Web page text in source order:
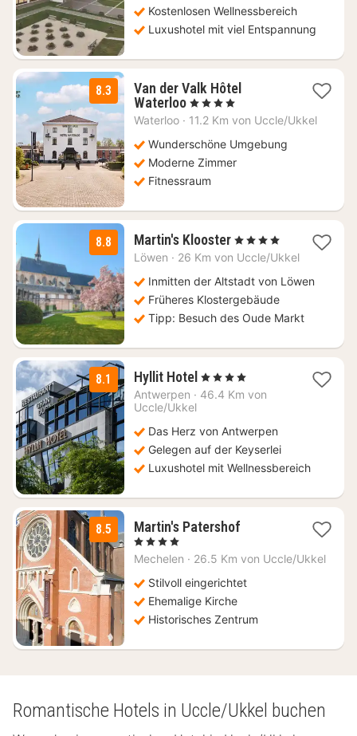
Kostenlosen Wellnessbereich
Luxushotel mit viel Entspannung
8.3
Van der Valk Hôtel
Waterloo1
Nacht
90
€
, 4 Sterne
Waterloo · 11.2 Km von Uccle/Ukkel
Wunderschöne Umgebung
Moderne Zimmer
Fitnessraum
8.8 Martin's Klooster1
Nacht
119
€
, 4 Sterne
Löwen · 26 Km von Uccle/Ukkel
Inmitten der Altstadt von Löwen
Früheres Klostergebäude
Tipp: Besuch des Oude Markt
8.1 Hyllit Hotel 2
Nächte
€
, 4 Sterne
Antwerpen · 46.4 Km von
Uccle/Ukkel
Das Herz von Antwerpen
Gelegen auf der Keyserlei
Luxushotel mit Wellnessbereich
8.5 Martin's Patershof1
ab
€
, 4 Sterne
Mechelen · 26.5 Km von Uccle/Ukkel
Stilvoll eingerichtet
Ehemalige Kirche
Historisches Zentrum
Romantische Hotels in Uccle/Ukkel buchen